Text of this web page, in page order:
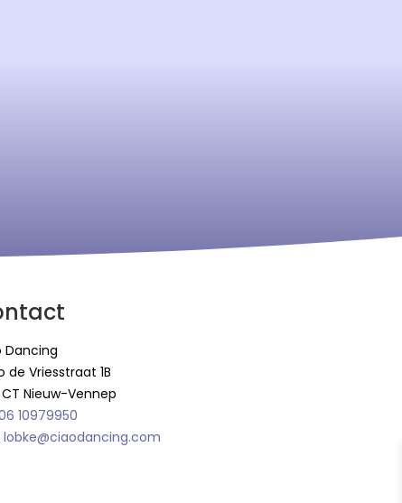
Dancing
de Vriesstraat 1B
CT Nieuw-Vennep
10979950
lobke@ciaodancing.com